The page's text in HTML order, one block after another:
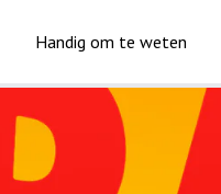
Handig om te weten